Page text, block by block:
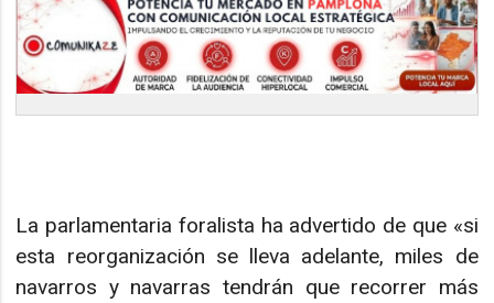
La parlamentaria foralista ha advertido de que «si
esta reorganización se lleva adelante, miles de
navarros y navarras tendrán que recorrer más